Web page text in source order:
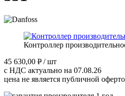
Контроллер
45 630,00 P / шт
с НДС актуально на 07.08.26
цена не является публичной